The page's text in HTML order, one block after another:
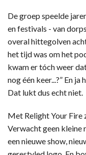
De groep speelde
en festivals - van
overal hittegolven
het tijd was om het
kwam er tóch weer
nog één keer...?” En
Dat lukt dus echt niet.
Met Relight Your Fire
Verwacht geen kleine
een nieuwe show,